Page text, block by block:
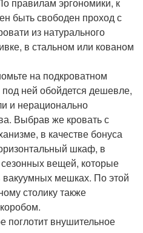
быть свободен проход с
из натурального
в стальном или кованом
на подкроватном
под ней обойдется дешевле,
и нерационально
Выбрав же кровать с
в качестве бонуса
шкаф, в
вещей, которые
вакуумных мешках. По этой
столику также
поглотит внушительное